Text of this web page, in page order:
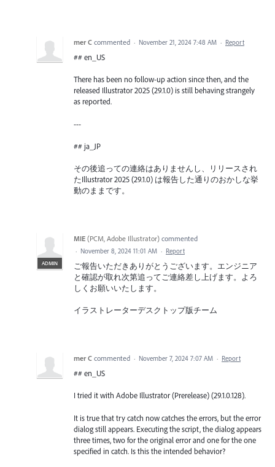
mer C commented · November 21, 2024 7:48 AM · Report
## en_US
There has been no follow-up action since then, and the
released Illustrator 2025 (29.1.0) is still behaving strangely
as reported.
---
## ja_JP
その後追っての連絡はありませんし、リリースされ
たIllustrator 2025 (29.1.0) は報告した通りのおかしな挙
動のままです。
ADMIN
MIE (PCM, Adobe Illustrator) commented
· November 8, 2024 11:01 AM · Report
ご報告いただきありがとうございます。エンジニア
と確認が取れ次第追ってご連絡差し上げます。よろ
しくお願いいたします。
イラストレーターデスクトップ版チーム
mer C commented · November 7, 2024 7:07 AM · Report
## en_US
I tried it with Adobe Illustrator (Prerelease) (29.1.0.128).
It is true that try catch now catches the errors, but the error
dialog still appears. Executing the script, the dialog appears
three times, two for the original error and one for the one
specified in catch. Is this the intended behavior?